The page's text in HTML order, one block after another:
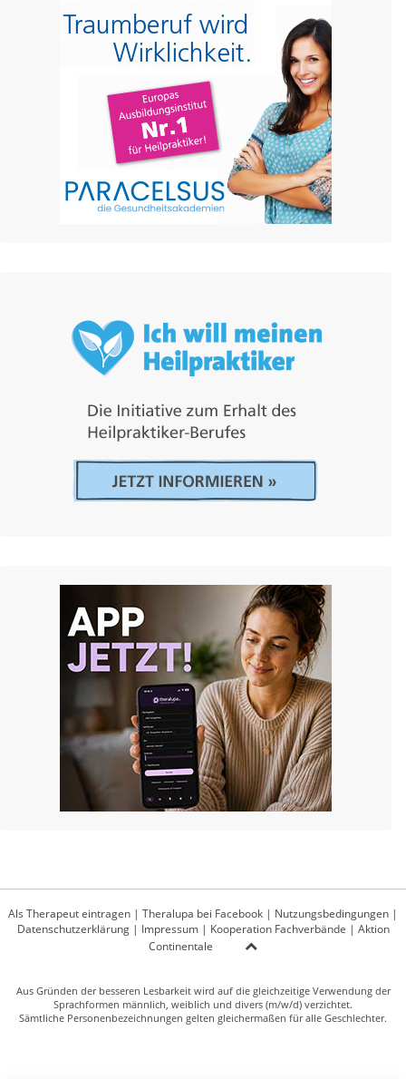
Als Therapeut eintragen | Theralupa bei Facebook | Nutzungsbedingungen |
Datenschutzerklärung| Impressum| Kooperation Fachverbände | Aktion
Continentale
Aus Gründen der besseren Lesbarkeit wird auf die gleichzeitige Verwendung der
Sprachformen männlich, weiblich und divers (m/w/d) verzichtet.
Sämtliche Personenbezeichnungen gelten gleichermaßen für alle Geschlechter.